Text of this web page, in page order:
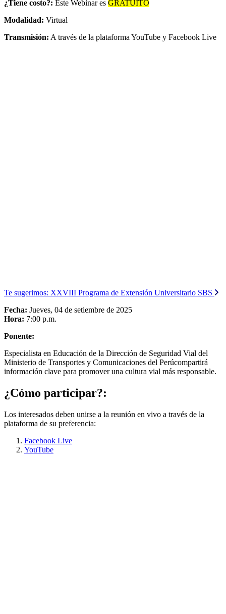
¿Tiene costo?: Este Webinar es GRATUITO
Modalidad: Virtual
Transmisión: A través de la plataforma YouTube y Facebook Live
Te sugerimos: XXVIII Programa de Extensión Universitario SBS
Fecha: Jueves, 04 de setiembre de 2025
Hora: 7:00 p.m.
Ponente:
Especialista en Educación de la Dirección de Seguridad Vial del
Ministerio de Transportes y Comunicaciones del Perúcompartirá
información clave para promover una cultura vial más responsable.
¿Cómo participar?:
Los interesados deben unirse a la reunión en vivo a través de la
plataforma de su preferencia:
Facebook Live
YouTube